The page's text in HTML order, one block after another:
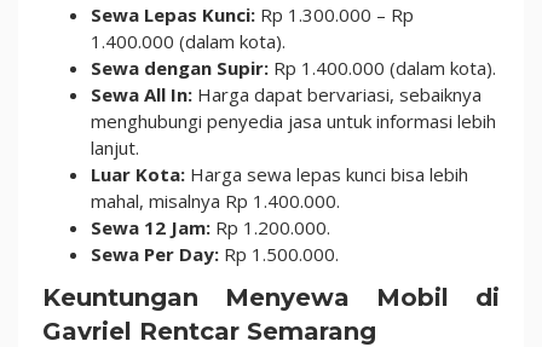
Sewa Lepas Kunci: Rp 1.300.000 – Rp
1.400.000 (dalam kota).
Sewa dengan Supir: Rp 1.400.000 (dalam kota).
Sewa All In: Harga dapat bervariasi, sebaiknya
menghubungi penyedia jasa untuk informasi lebih
lanjut.
Luar Kota: Harga sewa lepas kunci bisa lebih
mahal, misalnya Rp 1.400.000.
Sewa 12 Jam: Rp 1.200.000.
Sewa Per Day: Rp 1.500.000.
Keuntungan Menyewa Mobil di
Gavriel Rentcar Semarang